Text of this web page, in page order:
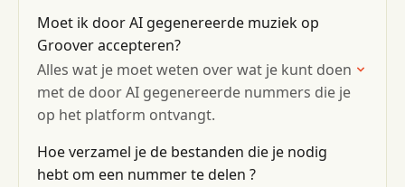
Moet ik door AI gegenereerde muziek op
Groover accepteren?
Alles wat je moet weten over wat je kunt doen
met de door AI gegenereerde nummers die je
op het platform ontvangt.
Hoe verzamel je de bestanden die je nodig
hebt om een ​​nummer te delen ?